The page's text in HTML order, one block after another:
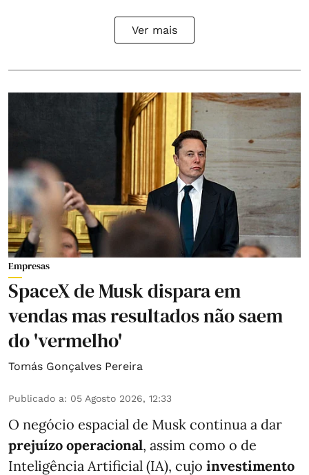
Ver mais
Empresas
SpaceX de Musk dispara em
vendas mas resultados não saem
do 'vermelho'
Tomás Gonçalves Pereira
Publicado a: 05 Agosto 2026, 12:33
O negócio espacial de Musk continua a dar
prejuízo operacional, assim como o de
Inteligência Artificial (IA), cujo investimento